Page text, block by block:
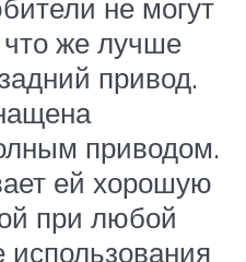
не могут
что же лучше
привод.
приводом.
ей хорошую
при любой
использования